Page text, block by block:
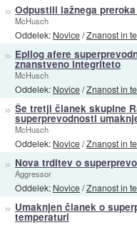
» Odpustili lažnega
McHusch
Oddelek: Novice/Znanost in
» Epilog afere
znanstveno integriteto
McHusch
Oddelek: Novice/Znanost in
» Še tretji članek skupine
superprevodnosti
McHusch
Oddelek: Novice/Znanost in
» Nova trditev o
Aggressor
Oddelek: Novice/Znanost in
» Umaknjen članek o
temperaturi